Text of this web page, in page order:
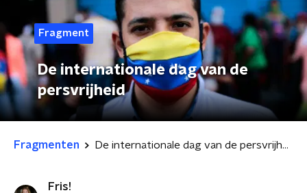
Fragment
De internationale dag van de
persvrijheid
Fragmenten De internationale dag van de persvrijheid
Fris!